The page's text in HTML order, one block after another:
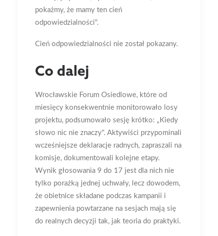
pokażmy, że mamy ten cień
odpowiedzialności".
Cień odpowiedzialności nie został pokazany.
Co dalej
Wrocławskie Forum Osiedlowe, które od
miesięcy konsekwentnie monitorowało losy
projektu, podsumowało sesję krótko: „Kiedy
słowo nic nie znaczy". Aktywiści przypominali
wcześniejsze deklaracje radnych, zapraszali na
komisje, dokumentowali kolejne etapy.
Wynik głosowania 9 do 17 jest dla nich nie
tylko porażką jednej uchwały, lecz dowodem,
że obietnice składane podczas kampanii i
zapewnienia powtarzane na sesjach mają się
do realnych decyzji tak, jak teoria do praktyki.